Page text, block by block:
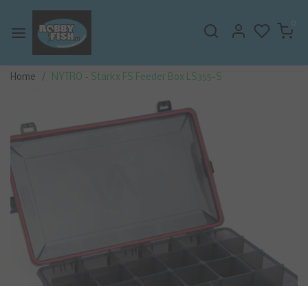
0
Home NYTRO - Starkx FS Feeder Box LS355-S